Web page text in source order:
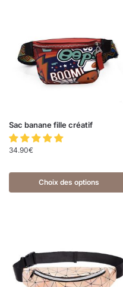
Sac banane fille créatif
34.90€
Choix des options